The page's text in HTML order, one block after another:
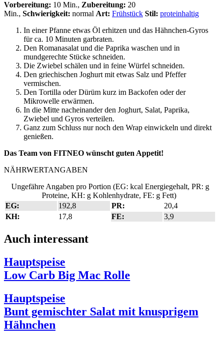
Vorbereitung: 10 Min., Zubereitung: 20
Min., Schwierigkeit: normal Art: Frühstück Stil: proteinhaltig
In einer Pfanne etwas Öl erhitzen und das Hähnchen-Gyros
für ca. 10 Minuten garbraten.
Den Romanasalat und die Paprika waschen und in
mundgerechte Stücke schneiden.
Die Zwiebel schälen und in feine Würfel schneiden.
Den griechischen Joghurt mit etwas Salz und Pfeffer
vermischen.
Den Tortilla oder Dürüm kurz im Backofen oder der
Mikrowelle erwärmen.
In die Mitte nacheinander den Joghurt, Salat, Paprika,
Zwiebel und Gyros verteilen.
Ganz zum Schluss nur noch den Wrap einwickeln und direkt
genießen.
Das Team von FITNEO wünscht guten Appetit!
NÄHRWERTANGABEN
Ungefähre Angaben pro Portion (EG: kcal Energiegehalt, PR: g
Proteine, KH: g Kohlenhydrate, FE: g Fett)
EG:
192,8 PR:
20,4
KH:
17,8 FE: 3,9
Auch interessant
Hauptspeise
Low Carb Big Mac Rolle
Hauptspeise
Bunt gemischter Salat mit knusprigem
Hähnchen